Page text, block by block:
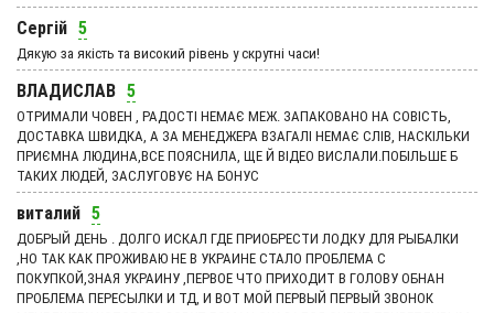
Сергій 5
Дякую за якість та високий рівень у скрутні часи!
ВЛАДИСЛАВ 5
ОТРИМАЛИ ЧОВЕН , РАДОСТІ НЕМАЄ МЕЖ. ЗАПАКОВАНО НА СОВІСТЬ,
ДОСТАВКА ШВИДКА, А ЗА МЕНЕДЖЕРА ВЗАГАЛІ НЕМАЄ СЛІВ, НАСКІЛЬКИ
ПРИЄМНА ЛЮДИНА,ВСЕ ПОЯСНИЛА, ЩЕ Й ВІДЕО ВИСЛАЛИ.ПОБІЛЬШЕ Б
ТАКИХ ЛЮДЕЙ, ЗАСЛУГОВУЄ НА БОНУС
виталий 5
ДОБРЫЙ ДЕНЬ . ДОЛГО ИСКАЛ ГДЕ ПРИОБРЕСТИ ЛОДКУ ДЛЯ РЫБАЛКИ
,НО ТАК КАК ПРОЖИВАЮ НЕ В УКРАИНЕ СТАЛО ПРОБЛЕМА С
ПОКУПКОЙ,ЗНАЯ УКРАИНУ ,ПЕРВОЕ ЧТО ПРИХОДИТ В ГОЛОВУ ОБНАН
ПРОБЛЕМА ПЕРЕСЫЛКИ И ТД, И ВОТ МОЙ ПЕРВЫЙ ПЕРВЫЙ ЗВОНОК